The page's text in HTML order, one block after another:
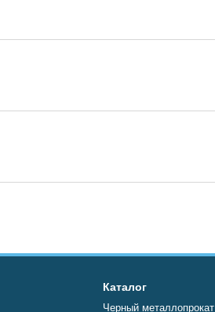
Каталог
Черный металлопрокат